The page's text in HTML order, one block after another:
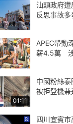
汕頭政府
反思事故
APEC帶動
薪4.5萬
01:11
中國粉絲
被拒登機兼
四川宜賓